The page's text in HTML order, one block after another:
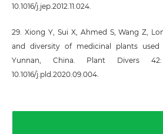
10.1016/j.jep.2012.11.024.
29. Xiong Y, Sui X, Ahmed S, Wang Z,
and diversity of medicinal plants
Yunnan, China. Plant Divers
10.1016/j.pld.2020.09.004.